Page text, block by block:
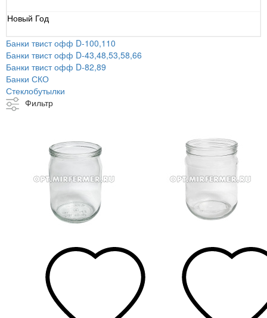
Новый Год
Банки твист офф D-100,110
Банки твист офф D-43,48,53,58,66
Банки твист офф D-82,89
Банки СКО
Стеклобутылки
Фильтр